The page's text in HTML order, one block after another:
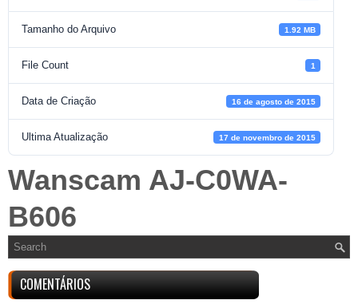
Tamanho do Arquivo 1.92 MB
File Count 1
Data de Criação 16 de agosto de 2015
Ultima Atualização 17 de novembro de 2015
Wanscam AJ-C0WA-
B606
COMENTÁRIOS